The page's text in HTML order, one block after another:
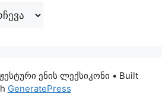
ენის ლექსიკონი • Built
GeneratePress